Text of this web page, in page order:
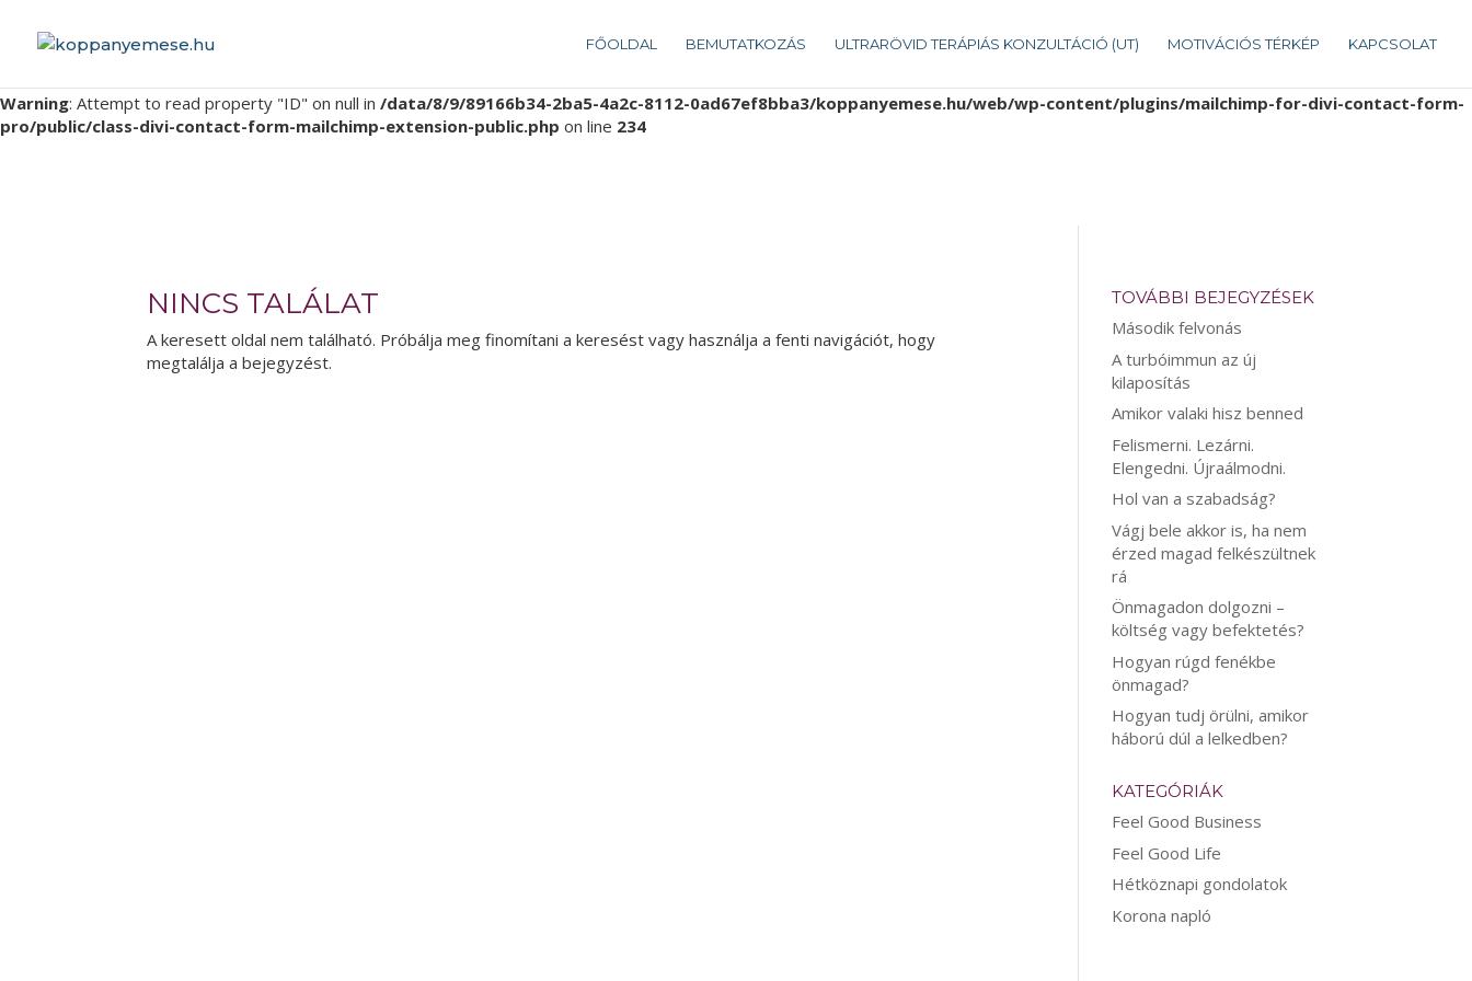
Warning : Attempt to read property "ID" on null in
/data/8/9/89166b34-2ba5-4a2c-8112-0ad67ef8bba3/koppanyemese.hu/web/wp-content/plugins/mailchimp-for-divi-contact-form-
pro/public/class-divi-contact-form-mailchimp-extension-public.php
Warning: Attempt to read property "ID" on null in /data/8/9/89166b34-2ba5-4a2c-8112-0ad67ef8bba3/koppanyemese.hu/web/wp-content/plugins/mailchimp-for-divi-contact-form-
pro/public/class-divi-contact-form-mailchimp-extension-public.php on line 234
FŐOLDAL BEMUTATKOZÁS ULTRARÖVID TERÁPIÁS KONZULTÁCIÓ (UT) MOTIVÁCIÓS TÉRKÉP KAPCSOLAT
NINCS TALÁLAT
A keresett oldal nem található. Próbálja meg finomítani a keresést vagy használja a fenti navigációt, hogy
megtalálja a bejegyzést.
TOVÁBBI BEJEGYZÉSEK
Második felvonás
A turbóimmun az új
kilaposítás
Amikor valaki hisz benned
Felismerni. Lezárni.
Elengedni. Újraálmodni.
Hol van a szabadság?
Vágj bele akkor is, ha nem
érzed magad felkészültnek
rá
Önmagadon dolgozni –
költség vagy befektetés?
Hogyan rúgd fenékbe
önmagad?
Hogyan tudj örülni, amikor
háború dúl a lelkedben?
KATEGÓRIÁK
Feel Good Business
Feel Good Life
Hétköznapi gondolatok
Korona napló